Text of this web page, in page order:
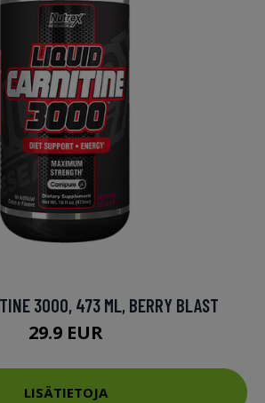
3000, 473 ML, BERRY BLAST
29.9 EUR
LISÄTIETOJA